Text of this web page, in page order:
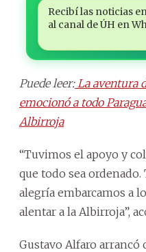
Recibí las noticias
al canal de ÚH en
Puede leer:La aventura
emocionó a todo
Albirroja
“Tuvimos el apoyo y
que todo sea
alegría embarcamos a
alentar a la Albirroja”,
Gustavo Alfaro arrancó